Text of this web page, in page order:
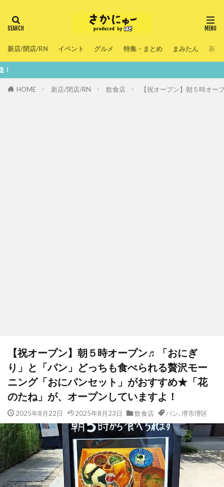
新店/閉店/RN イベント グルメ 特集・まとめ まみたん 暮ら
HOME 新店/閉店/RN 飲食店 【祝オープン】朝５時オ
【祝オープン】朝５時オープン♬「おにぎ
り」と「パン」どっちも食べられる贅沢モー
ニング「おにパンセット」がおすすめ★「花
のたね」が、オープンしていますよ！
2025年8月22日 2025年8月23日 飲食店 パン, 堺市堺区